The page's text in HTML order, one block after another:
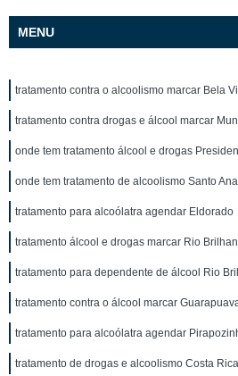
MENU
tratamento contra o alcoolismo marcar Bela
tratamento contra drogas e álcool marcar
onde tem tratamento álcool e drogas
onde tem tratamento de alcoolismo Santo
tratamento para alcoólatra agendar Eldorado
tratamento álcool e drogas marcar Rio
tratamento para dependente de álcool Rio
tratamento contra o álcool marcar
tratamento para alcoólatra agendar
tratamento de drogas e alcoolismo Costa Rica